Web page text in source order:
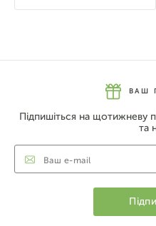
ВАШ
Підпишіться на щотижневу
та